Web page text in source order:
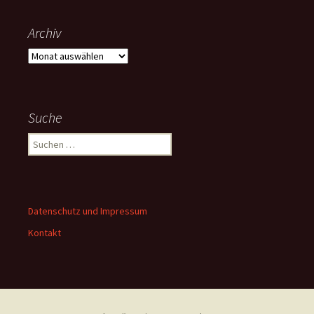
Archiv
Archiv
Suche
Suchen
nach:
Datenschutz und Impressum
Kontakt